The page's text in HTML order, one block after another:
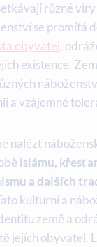
různé
se promítá
obyvatel,
existence.
a vzájemné
nalézt
islámu,
a dalších
kulturní a
země a
jejích obyvatel.